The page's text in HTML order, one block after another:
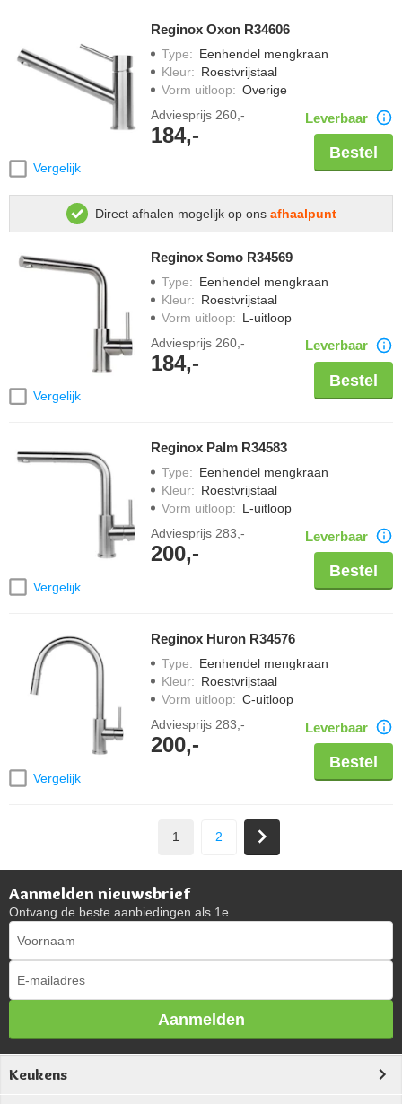
Vergelijk
Reginox Oxon R34606
Type: Eenhendel mengkraan
Kleur: Roestvrijstaal
Vorm uitloop: Overige
Adviesprijs 260,-
184,-
Leverbaar
Bestel
Direct afhalen mogelijk op ons afhaalpunt
Vergelijk
Reginox Somo R34569
Type: Eenhendel mengkraan
Kleur: Roestvrijstaal
Vorm uitloop: L-uitloop
Adviesprijs 260,-
184,-
Leverbaar
Bestel
Vergelijk
Reginox Palm R34583
Type: Eenhendel mengkraan
Kleur: Roestvrijstaal
Vorm uitloop: L-uitloop
Adviesprijs 283,-
200,-
Leverbaar
Bestel
Vergelijk
Reginox Huron R34576
Type: Eenhendel mengkraan
Kleur: Roestvrijstaal
Vorm uitloop: C-uitloop
Adviesprijs 283,-
200,-
Leverbaar
Bestel
1 2
Aanmelden nieuwsbrief
Ontvang de beste aanbiedingen als 1e
Aanmelden
Keukens